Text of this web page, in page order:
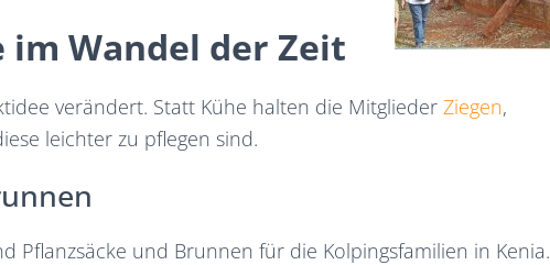
Wandel der Zeit
verändert. Statt Kühe halten die Mitglieder Ziegen,
leichter zu pflegen sind.
Pflanzsäcke und Brunnen für die Kolpingsfamilien in Kenia.